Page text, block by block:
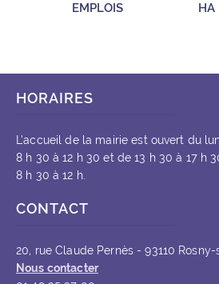
EMPLOIS HA
HORAIRES
L’accueil de la mairie est ouvert du
8 h 30 à 12 h 30 et de 13 h 30 à 17 h
8 h 30 à 12 h.
CONTACT
20, rue Claude Pernès - 93110 Rosny-
Nous contacter